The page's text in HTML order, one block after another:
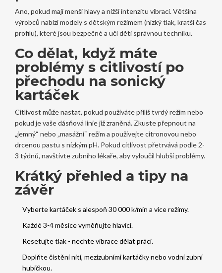
Ano, pokud mají menší hlavy a nižší intenzitu vibrací. Většina
výrobců nabízí modely s dětským režimem (nízký tlak, kratší čas
profilu), které jsou bezpečné a učí děti správnou techniku.
Co dělat, když máte
problémy s citlivostí po
přechodu na sonický
kartáček
Citlivost může nastat, pokud používáte příliš tvrdý režim nebo
pokud je vaše dásňová linie již zraněná. Zkuste přepnout na
„jemný“ nebo „masážní“ režim a používejte citronovou nebo
drcenou pastu s nízkým pH. Pokud citlivost přetrvává podle 2-
3 týdnů, navštivte zubního lékaře, aby vyloučil hlubší problémy.
Krátký přehled a tipy na
závěr
Vyberte kartáček s alespoň 30 000 k/min a více režimy.
Každé 3-4 měsíce vyměňujte hlavici.
Resetujte tlak - nechte vibrace dělat práci.
Doplňte čistění nití, mezizubními kartáčky nebo vodní zubní
hubičkou.